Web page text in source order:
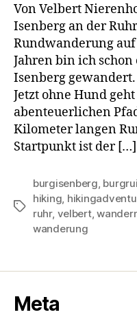
Von Velbert
Isenberg an der
Rundwanderung
Jahren bin ich
Isenberg
Jetzt ohne Hund
abenteuerlichen
Kilometer langen
Startpunkt ist der […]
Schlagwörter
burgisenberg
hiking
ruhr, velbert,
wanderung
Meta